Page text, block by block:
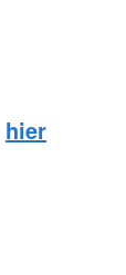
hier